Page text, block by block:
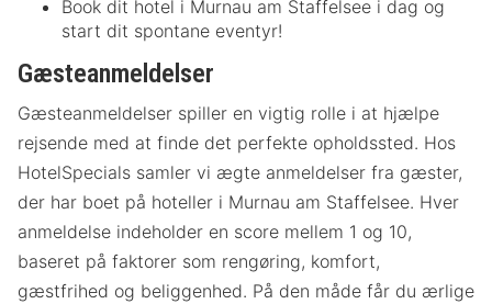
Book dit hotel i Murnau am Staffelsee i dag og
start dit spontane eventyr!
Gæsteanmeldelser
Gæsteanmeldelser spiller en vigtig rolle i at hjælpe
rejsende med at finde det perfekte opholdssted. Hos
HotelSpecials samler vi ægte anmeldelser fra gæster,
der har boet på hoteller i Murnau am Staffelsee. Hver
anmeldelse indeholder en score mellem 1 og 10,
baseret på faktorer som rengøring, komfort,
gæstfrihed og beliggenhed. På den måde får du ærlige